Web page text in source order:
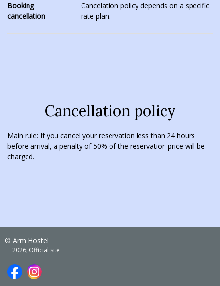
Booking
cancellation
Cancelation policy depends on a specific
rate plan.
Cancellation policy
Main rule: If you cancel your reservation less than 24 hours
before arrival, a penalty of 50% of the reservation price will be
charged.
© Arm Hostel
2026, Official site